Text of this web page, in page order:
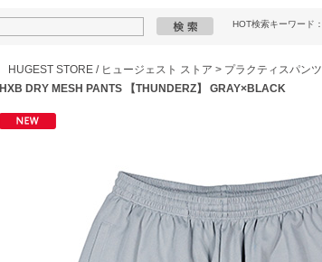
HOT検索キーワード：
HUGEST STORE / ヒュージェスト ストア > プラクティスパンツ
HXB DRY MESH PANTS 【THUNDERZ】 GRAY×BLACK